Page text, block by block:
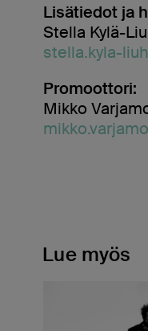
Lisätiedot ja
Stella Kylä-
stella.kyla-
Promoottori:
Mikko
Lue myös